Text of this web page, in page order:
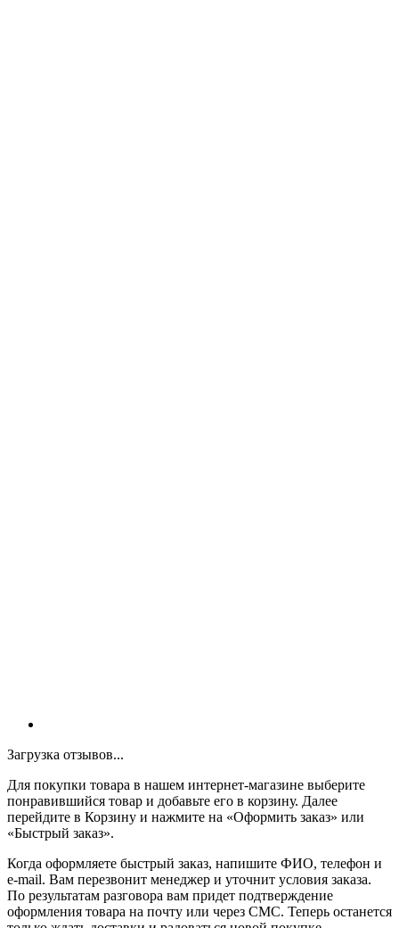
Загрузка отзывов...
Для покупки товара в нашем интернет-магазине выберите
понравившийся товар и добавьте его в корзину. Далее
перейдите в Корзину и нажмите на «Оформить заказ» или
«Быстрый заказ».
Когда оформляете быстрый заказ, напишите ФИО, телефон и
e-mail. Вам перезвонит менеджер и уточнит условия заказа.
По результатам разговора вам придет подтверждение
оформления товара на почту или через СМС. Теперь останется